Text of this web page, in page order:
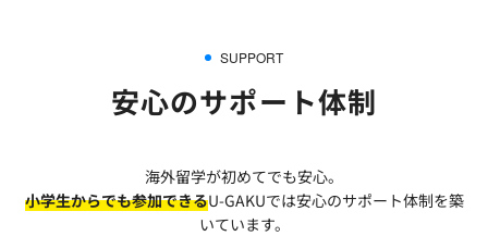
SUPPORT
安心のサポート体制
海外留学が初めてでも安心。
小学生からでも参加できるU-GAKUでは安心のサポート体制を築
いています。